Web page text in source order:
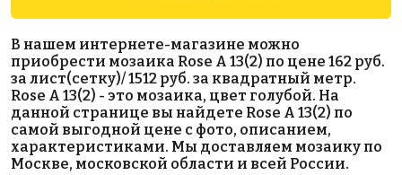
Rose WB 17
327x327
Rose G 15
327x327
Golden Effect
GE10-20
327x327
В нашем интернете-магазине можно
приобрести мозаика Rose A 13(2) по цене 162 руб.
за лист(сетку)/ 1512 руб. за квадратный метр.
Rose A 13(2) - это мозаика, цвет голубой. На
данной странице вы найдете Rose A 13(2) по
самой выгодной цене с фото, описанием,
характеристиками. Мы доставляем мозаику по
Москве, московской области и всей России.